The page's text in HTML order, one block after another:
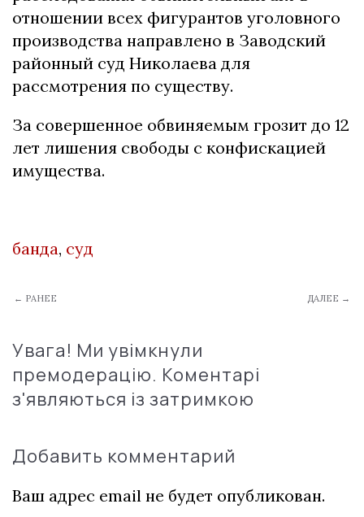
отношении всех фигурантов уголовного
производства направлено в Заводский
районный суд Николаева для
рассмотрения по существу.
За совершенное обвиняемым грозит до 12
лет лишения свободы с конфискацией
имущества.
банда, суд
← РАНЕЕ ДАЛЕЕ →
Увага! Ми увімкнули
премодерацію. Коментарі
з'являються із затримкою
Добавить комментарий
Ваш адрес email не будет опубликован.